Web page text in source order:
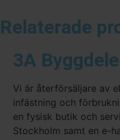
Relaterade
3A
Vi är återförsäljare av
infästning och
en fysisk butik och
Stockholm samt en e-